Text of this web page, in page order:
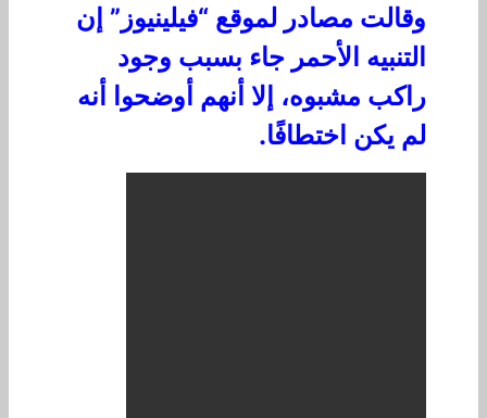
وقالت مصادر لموقع “فيلينيوز” إن
التنبيه الأحمر جاء بسبب وجود
راكب مشبوه، إلا أنهم أوضحوا أنه
لم يكن اختطافًا.